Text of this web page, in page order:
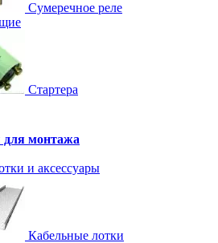
Сумеречное реле
Стартера
монтажа
и аксессуары
Кабельные лотки